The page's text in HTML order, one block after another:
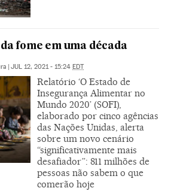
fome em uma década
JUL 12, 2021 - 15:24 EDT
Relatório ‘O Estado de
Insegurança Alimentar no
Mundo 2020’ (SOFI),
elaborado por cinco agências
das Nações Unidas, alerta
sobre um novo cenário
“significativamente mais
desafiador”: 811 milhões de
pessoas não sabem o que
comerão hoje